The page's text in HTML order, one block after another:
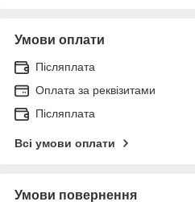
Умови оплати
Післяплата
Оплата за реквізитами
Післяплата
Всі умови оплати
Умови повернення